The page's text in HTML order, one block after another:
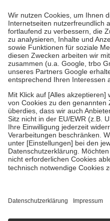
höchstens zehn Euro.
Es sind
Kosten der Leistung zu
Diese Regeln gelten
Bei Heilmitteln und häuslicher
Zuzahlung zehn Prozent der
Verordnung.
Um das Engagement der
stärken und die besondere
fallenkeine Zuzahlungenan bei:
• Kindern und Jugendlichen bis
mit Ausnahme der Fahrkosten
• Untersuchungen zur Vorsorge
GKV getragen werden
• empfohlenen Schutzimpfungen
• Harn- und Blutteststreifen
getroffen, um sicherzustellen,